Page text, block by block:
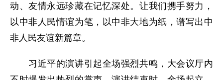
动、友情永远珍藏在记忆深处。让我们携手努力，
以中非人民情谊为笔，以中非大地为纸，谱写出中
非人民友谊新篇章。
习近平的演讲引起全场强烈共鸣，大会议厅内